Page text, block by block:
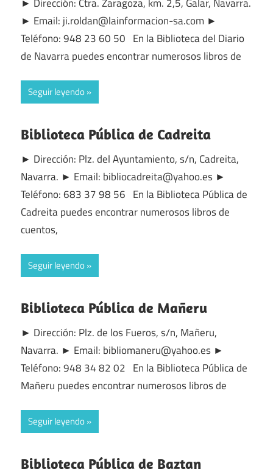
► Email: ji.roldan@lainformacion-sa.com ►
Teléfono: 948 23 60 50 En la Biblioteca del Diario
de Navarra puedes encontrar numerosos libros de
Seguir leyendo
Biblioteca Pública de Cadreita
► Dirección: Plz. del Ayuntamiento, s/n, Cadreita,
Navarra. ► Email: bibliocadreita@yahoo.es ►
Teléfono: 683 37 98 56 En la Biblioteca Pública de
Cadreita puedes encontrar numerosos libros de
cuentos,
Seguir leyendo
Biblioteca Pública de Mañeru
► Dirección: Plz. de los Fueros, s/n, Mañeru,
Navarra. ► Email: bibliomaneru@yahoo.es ►
Teléfono: 948 34 82 02 En la Biblioteca Pública de
Mañeru puedes encontrar numerosos libros de
Seguir leyendo
Biblioteca Pública de Baztan